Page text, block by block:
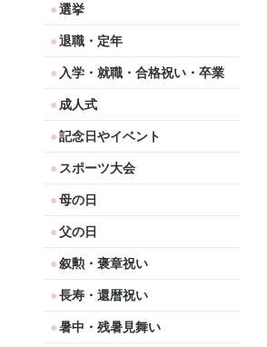
選挙
退職・定年
入学・就職・合格祝い・卒業
成人式
記念日やイベント
スポーツ大会
母の日
父の日
叙勲・褒章祝い
長寿・還暦祝い
暑中・残暑見舞い